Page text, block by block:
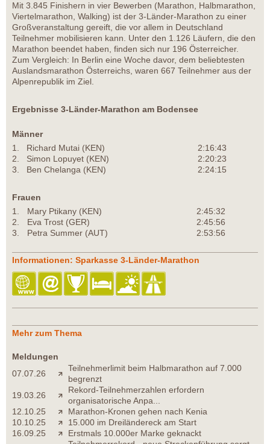
Mit 3.845 Finishern in vier Bewerben (Marathon, Halbmarathon,
Viertelmarathon, Walking) ist der 3-Länder-Marathon zu einer
Großveranstaltung gereift, die vor allem in Deutschland
Teilnehmer mobilisieren kann. Unter den 1.126 Läufern, die den
Marathon beendet haben, finden sich nur 196 Österreicher.
Zum Vergleich: In Berlin eine Woche davor, dem beliebtesten
Auslandsmarathon Österreichs, waren 667 Teilnehmer aus der
Alpenrepublik im Ziel.
Ergebnisse 3-Länder-Marathon am Bodensee
Männer
1.
Richard Mutai (KEN)
2:16:43
2.
Simon Lopuyet (KEN)
2:20:23
3.
Ben Chelanga (KEN) 2:24:15
Frauen
1.
Mary Ptikany (KEN)
2:45:32
2.
Eva Trost (GER)
2:45:56
3.
Petra Summer (AUT) 2:53:56
Informationen: Sparkasse 3-Länder-Marathon
Mehr zum Thema
Meldungen
07.07.26
Teilnehmerlimit beim Halbmarathon auf 7.000
begrenzt
19.03.26
Rekord-Teilnehmerzahlen erfordern
organisatorische Anpa...
12.10.25
Marathon-Kronen gehen nach Kenia
10.10.25
15.000 im Dreiländereck am Start
16.09.25
Erstmals 10.000er Marke geknackt